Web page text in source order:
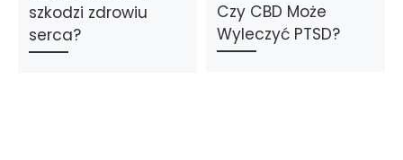
szkodzi zdrowiu
serca?
Czy CBD Może
Wyleczyć PTSD?